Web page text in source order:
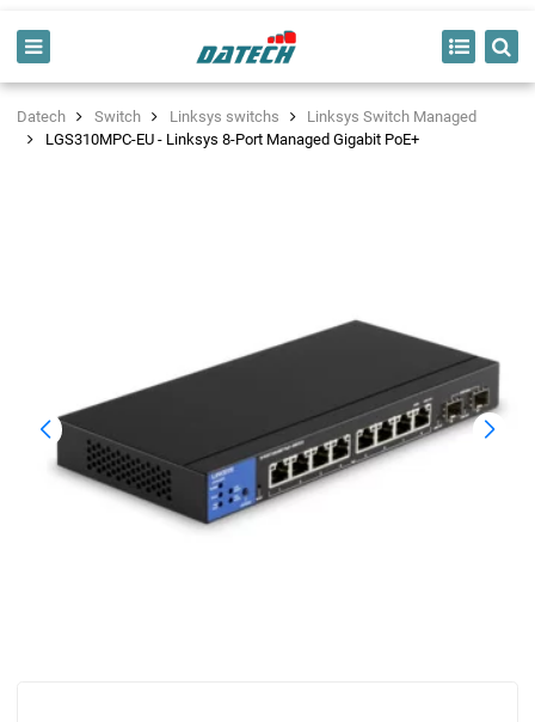
Datech Switch Linksys switchs
Linksys Switch Managed
LGS310MPC-EU - Linksys 8-Port Managed Gigabit PoE+